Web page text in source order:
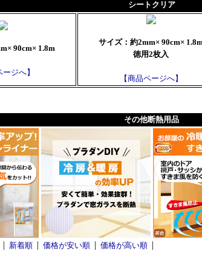
シートクリア
90cm× 1.8m
ージへ】
サイズ：約2mm× 90cm×
徳用2枚入
【商品ページへ】
その他断熱用品
新着順 価格が安い順 価格が高い順